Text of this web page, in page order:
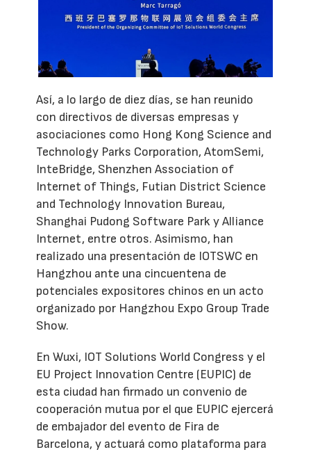
Así, a lo largo de diez días, se han reunido
con directivos de diversas empresas y
asociaciones como Hong Kong Science and
Technology Parks Corporation, AtomSemi,
InteBridge, Shenzhen Association of
Internet of Things, Futian District Science
and Technology Innovation Bureau,
Shanghai Pudong Software Park y Alliance
Internet, entre otros. Asimismo, han
realizado una presentación de IOTSWC en
Hangzhou ante una cincuentena de
potenciales expositores chinos en un acto
organizado por Hangzhou Expo Group Trade
Show.
En Wuxi, IOT Solutions World Congress y el
EU Project Innovation Centre (EUPIC) de
esta ciudad han firmado un convenio de
cooperación mutua por el que EUPIC ejercerá
de embajador del evento de Fira de
Barcelona, y actuará como plataforma para